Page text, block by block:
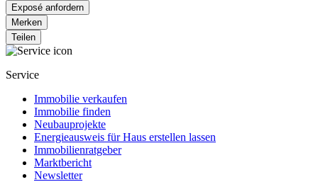
Exposé anfordern
Merken
Teilen
Service
Immobilie verkaufen
Immobilie finden
Neubauprojekte
Energieausweis für Haus erstellen lassen
Immobilienratgeber
Marktbericht
Newsletter